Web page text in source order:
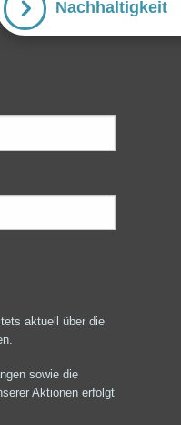
Nachhaltigkeit
aktuell über die
sowie die
Aktionen erfolgt